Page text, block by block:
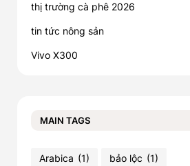
thị trường cà phê 2026
tin tức nông sản
Vivo X300
MAIN TAGS
Arabica (1) bảo lộc (1)